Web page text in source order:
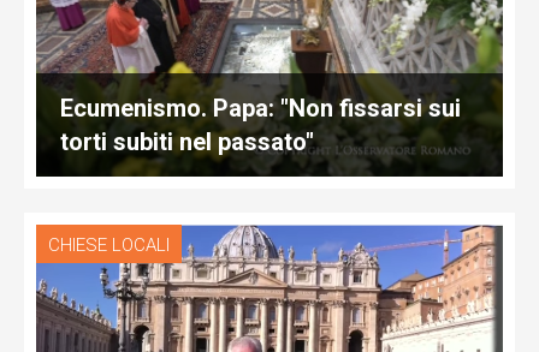
Ecumenismo. Papa: "Non fissarsi sui
torti subiti nel passato"
CHIESE LOCALI